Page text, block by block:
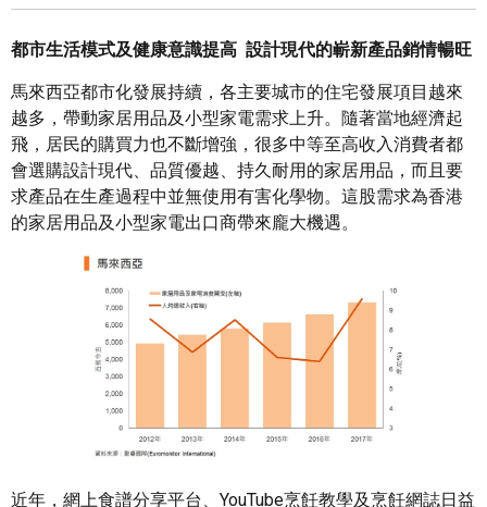
都市生活模式及健康意識提高 設計現代的嶄新產品銷情暢旺
馬來西亞都市化發展持續，各主要城市的住宅發展項目越來
越多，帶動家居用品及小型家電需求上升。隨著當地經濟起
飛，居民的購買力也不斷增強，很多中等至高收入消費者都
會選購設計現代、品質優越、持久耐用的家居用品，而且要
求產品在生產過程中並無使用有害化學物。這股需求為香港
的家居用品及小型家電出口商帶來龐大機遇。
近年，網上食譜分享平台、YouTube烹飪教學及烹飪網誌日益